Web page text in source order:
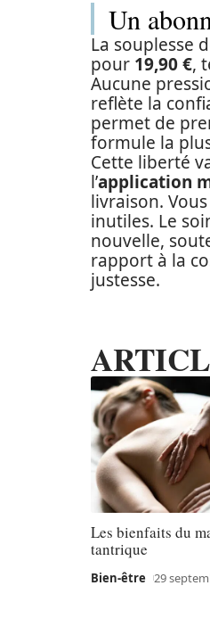
Un
La souplesse
pour 19,90 €,
Aucune
reflète la
permet de
formule la
Cette liberté
l’application
livraison.
inutiles. Le
nouvelle,
rapport à la
justesse.
Les bienfaits du
tantrique
Bien-être 29